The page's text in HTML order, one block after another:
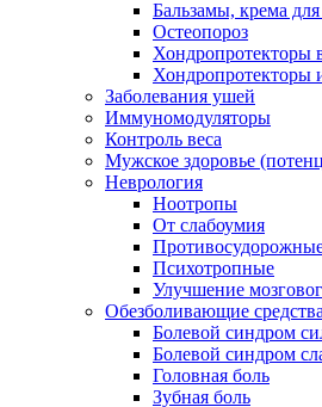
Бальзамы, крема для
Остеопороз
Хондропротекторы
Хондропротекторы
Заболевания ушей
Иммуномодуляторы
Контроль веса
Мужское здоровье
Неврология
Ноотропы
От слабоумия
Психотропные
Улучшение
Обезболивающие средства
Болевой синдром
Болевой синдром
Головная боль
Зубная боль